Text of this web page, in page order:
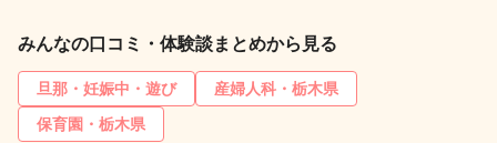
みんなの口コミ・体験談まとめから見る
旦那・妊娠中・遊び
産婦人科・栃木県
保育園・栃木県